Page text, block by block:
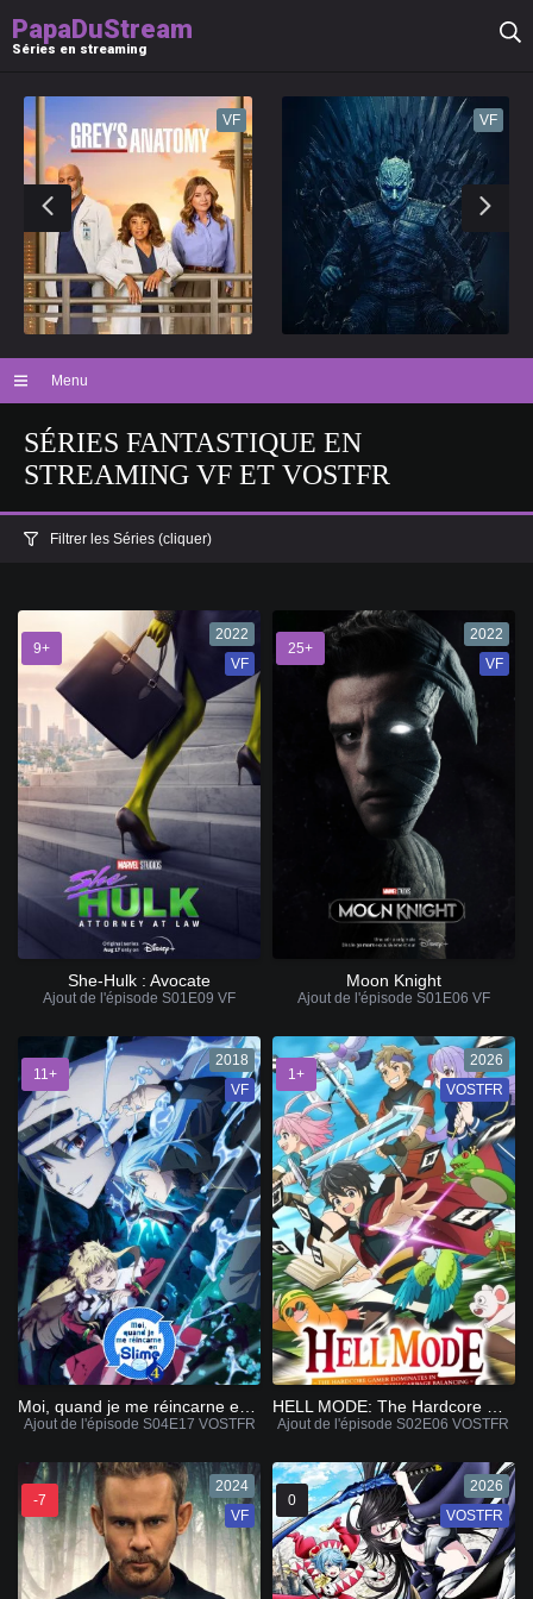
PapaDuStream
Séries en streaming
VF VF
Menu
SÉRIES FANTASTIQUE EN
STREAMING VF ET VOSTFR
Filtrer les Séries (cliquer)
9+
2022
VF
She-Hulk : Avocate
Ajout de l'épisode S01E09 VF
25+
2022
VF
Moon Knight
Ajout de l'épisode S01E06 VF
11+
2018
VF
Moi, quand je me réincarne en Slime
Ajout de l'épisode S04E17 VOSTFR
1+
2026
VOSTFR
HELL MODE: The Hardcore Gamer Dominates in Another World with Garbage Balancing
Ajout de l'épisode S02E06 VOSTFR
-7
2024
VF
0
2026
VOSTFR